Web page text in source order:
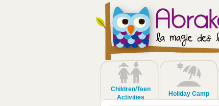
Children/Teen
Activities
Holiday Camp